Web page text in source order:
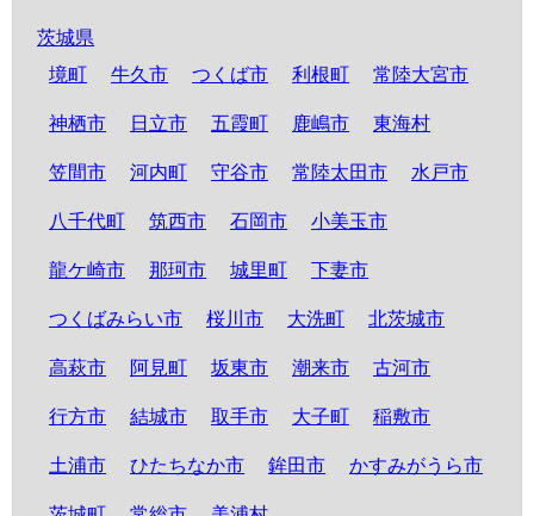
茨城県
境町
牛久市 つくば市 利根町 常陸大宮市
神栖市 日立市 五霞町 鹿嶋市 東海村
笠間市 河内町 守谷市 常陸太田市 水戸市
八千代町 筑西市 石岡市 小美玉市
龍ケ崎市 那珂市 城里町 下妻市
つくばみらい市 桜川市 大洗町 北茨城市
高萩市 阿見町 坂東市 潮来市 古河市
行方市 結城市 取手市 大子町 稲敷市
土浦市 ひたちなか市 鉾田市 かすみがうら市